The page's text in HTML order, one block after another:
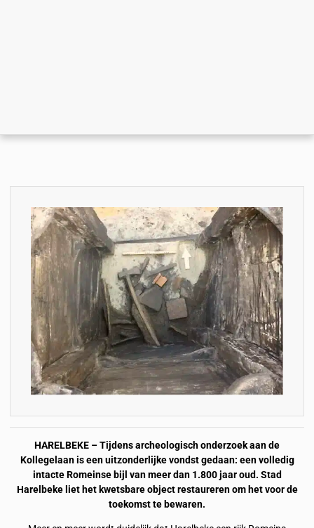
HARELBEKE – Tijdens archeologisch onderzoek aan de
Kollegelaan is een uitzonderlijke vondst gedaan: een volledig
intacte Romeinse bijl van meer dan 1.800 jaar oud. Stad
Harelbeke liet het kwetsbare object restaureren om het voor de
toekomst te bewaren.